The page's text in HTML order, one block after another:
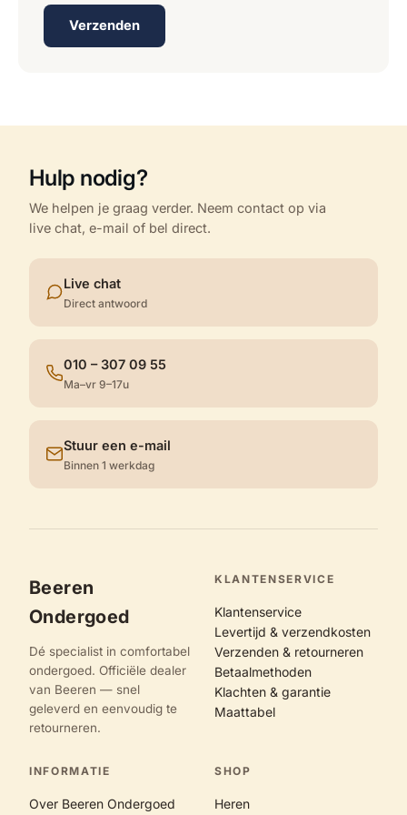
Verzenden
Hulp nodig?
We helpen je graag verder. Neem contact op via
live chat, e-mail of bel direct.
Live chat
Direct antwoord
010 – 307 09 55
Ma–vr 9–17u
Stuur een e-mail
Binnen 1 werkdag
Beeren
Ondergoed
Dé specialist in comfortabel
ondergoed. Officiële dealer
van Beeren — snel
geleverd en eenvoudig te
retourneren.
KLANTENSERVICE
Klantenservice
Levertijd & verzendkosten
Verzenden & retourneren
Betaalmethoden
Klachten & garantie
Maattabel
INFORMATIE
Over Beeren Ondergoed
SHOP
Heren